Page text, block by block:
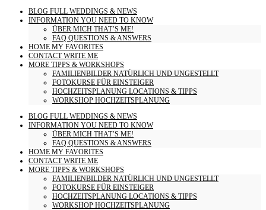
BLOG FULL WEDDINGS & NEWS
INFORMATION YOU NEED TO KNOW
ÜBER MICH THAT’S ME!
FAQ QUESTIONS & ANSWERS
HOME MY FAVORITES
CONTACTWRITE ME
MORE TIPPS & WORKSHOPS
FAMILIENBILDER NATÜRLICH UND UNGESTELLT
FOTOKURSE FÜR EINSTEIGER
HOCHZEITSPLANUNG LOCATIONS & TIPPS
WORKSHOP HOCHZEITSPLANUNG
BLOG FULL WEDDINGS & NEWS
INFORMATION YOU NEED TO KNOW
ÜBER MICH THAT’S ME!
FAQ QUESTIONS & ANSWERS
HOME MY FAVORITES
CONTACTWRITE ME
MORE TIPPS & WORKSHOPS
FAMILIENBILDER NATÜRLICH UND UNGESTELLT
FOTOKURSE FÜR EINSTEIGER
HOCHZEITSPLANUNG LOCATIONS & TIPPS
WORKSHOP HOCHZEITSPLANUNG